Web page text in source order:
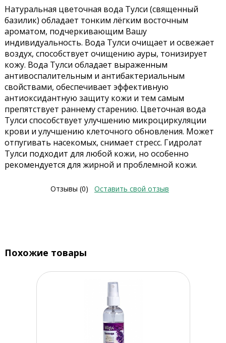
Натуральная цветочная вода Тулси (священный
базилик) обладает тонким лёгким восточным
ароматом, подчеркивающим Вашу
индивидуальность. Вода Тулси очищает и освежает
воздух, способствует очищению ауры, тонизирует
кожу. Вода Тулси обладает выраженным
антивоспалительным и антибактериальным
свойствами, обеспечивает эффективную
антиоксидантную защиту кожи и тем самым
препятствует раннему старению. Цветочная вода
Тулси способствует улучшению микроциркуляции
крови и улучшению клеточного обновления. Может
отпугивать насекомых, снимает стресс. Гидролат
Тулси подходит для любой кожи, но особенно
рекомендуется для жирной и проблемной кожи.
Отзывы (0) Оставить свой отзыв
Похожие товары